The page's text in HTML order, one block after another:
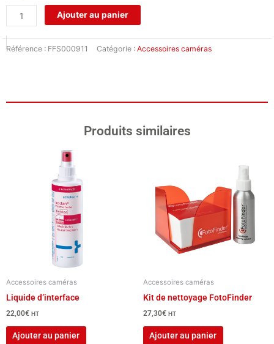
quantité
de
Embout
conique
IV
Ajouter au panier
Référence : FFS000911 Catégorie : Accessoires caméras
Produits similaires
Accessoires caméras
Liquide d’interface
22,00€ HT
Ajouter au panier
Accessoires caméras
Kit de nettoyage FotoFinder
27,30€ HT
Ajouter au panier